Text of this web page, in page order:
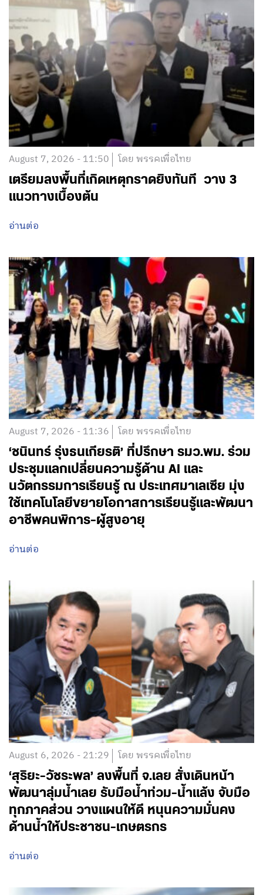
August 7, 2026 - 11:50 โดย พรรคเพื่อไทย
เตรียมลงพื้นที่เกิดเหตุกราดยิงทันที วาง 3
แนวทางเบื้องต้น
อ่านต่อ
August 7, 2026 - 11:36 โดย พรรคเพื่อไทย
‘ชนินทร์ รุ่งธนเกียรติ’ ที่ปรึกษา รมว.พม. ร่วม
ประชุมแลกเปลี่ยนความรู้ด้าน AI และ
นวัตกรรมการเรียนรู้ ณ ประเทศมาเลเซีย มุ่ง
ใช้เทคโนโลยีขยายโอกาสการเรียนรู้และพัฒนา
อาชีพคนพิการ-ผู้สูงอายุ
อ่านต่อ
August 6, 2026 - 21:29 โดย พรรคเพื่อไทย
‘สุริยะ-วัชระพล’ ลงพื้นที่ จ.เลย สั่งเดินหน้า
พัฒนาลุ่มน้ำเลย รับมือน้ำท่วม-น้ำแล้ง จับมือ
ทุกภาคส่วน วางแผนให้ดี หนุนความมั่นคง
ด้านน้ำให้ประชาชน-เกษตรกร
อ่านต่อ